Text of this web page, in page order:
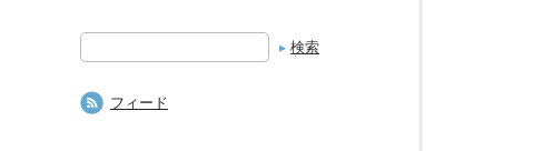
索
フィード